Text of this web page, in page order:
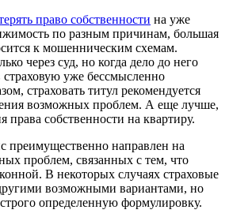
право собственности на уже
по разным причинам, большая
к мошенническим схемам.
через суд, но когда дело до него
страховую уже бессмысленно
страховать титул рекомендуется
возможных проблем. А еще лучше,
права собственности на квартиру.
преимущественно направлен на
проблем, связанных с тем, что
В некоторых случаях страховые
возможными вариантами, но
определенную формулировку.